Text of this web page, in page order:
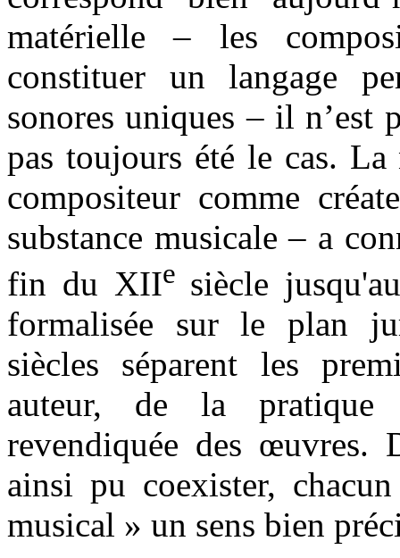
matérielle – les
constituer un langage
sonores uniques – il n’est
pas toujours été le cas.
compositeur comme
substance musicale – a
fin du XIIe siècle
formalisée sur le plan
siècles séparent les
auteur, de la pratique
revendiquée des œuvres.
ainsi pu coexister,
musical » un sens bien